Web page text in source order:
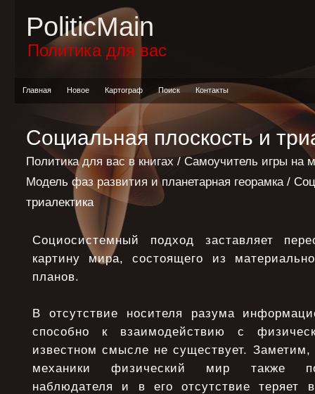
PoliticMain
Политика для вас
Главная Новое Картограф Поиск Контакты
Социальная плоскость и
Политика для вас в книгах / Самоучитель игры на
Модель фаз развития и планетарная георамка/
триалектика
Социосистемный подход заставляет
картину мира, состоящего из
планов.
В отсутствие носителя разума
способно к взаимодействию с
известном смысле не существует. Заметим,
механики физический мир также
наблюдателя и в его отсутствие теряет